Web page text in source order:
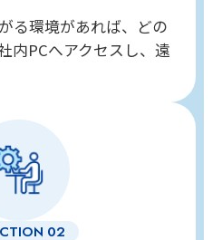
る環境があれば、どの
内PCへアクセスし、遠